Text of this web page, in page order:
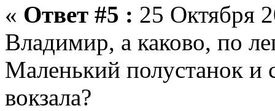
« Ответ #5 : 25 Октября
Владимир, а каково, по
Маленький полустанок и
вокзала?